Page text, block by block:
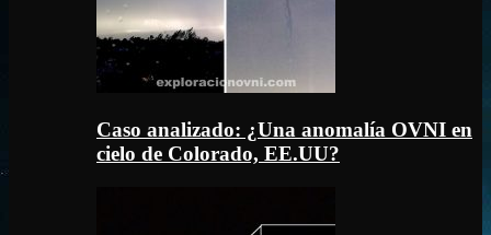
Caso analizado: ¿Una anomalía OVNI en
cielo de Colorado, EE.UU?